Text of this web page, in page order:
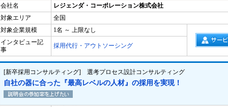
会社名
レジェンダ・コーポレーション株式会社
対象エリア
全国
対象企業規模
1名 ～ 上限なし
インタビュー記
事
採用代行・アウトソーシング
[新卒採用コンサルティング] 選考プロセス設計コンサルティング
自社の器に合った『最高レベルの人材』の採用を実現！